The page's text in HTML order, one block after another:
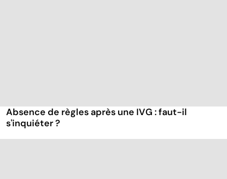
Absence de règles après une IVG : faut-il
s'inquiéter ?